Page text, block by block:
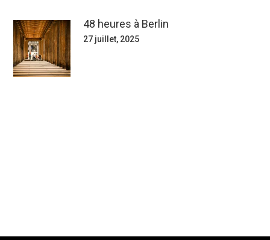
48 heures à Berlin
27 juillet, 2025